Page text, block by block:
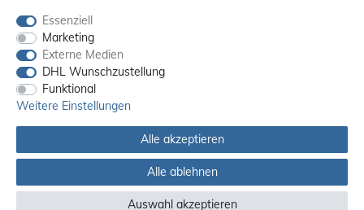
Versandkosten in andere Länder finden Siehier
© 2012 - 2026 orex.de / powered bycreateyourtemplate
Essenziell
Marketing
Externe Medien
DHL Wunschzustellung
Funktional
Weitere Einstellungen
Alle akzeptieren
Alle ablehnen
Auswahl akzeptieren